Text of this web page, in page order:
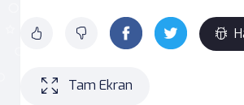
Tam Ekran